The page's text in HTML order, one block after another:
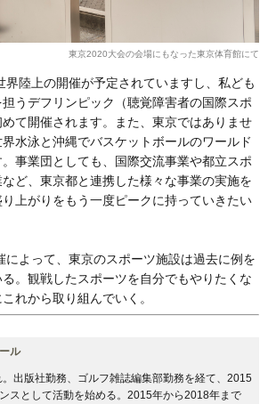
東京2020大会の会場にもなった東京体育館にて
界陸上の開催が予定されていますし、私ども
うデフリンピック（聴覚障害者の国際スポ
て開催されます。また、東京ではありませ
水泳と沖縄でバスケットボールのワールド
事業団としても、国際交流事業や都立スポ
ど、東京都と連携した様々な事業の実施を
上がりをもう一度ピークに持っていきたい
よって、東京のスポーツ施設は過去に例を
。観戦したスポーツを自分でもやりたくな
れから取り組んでいく。
ル
出版社勤務、ゴルフ雑誌編集部勤務を経て、2015
スとして活動を始める。2015年から2018年まで